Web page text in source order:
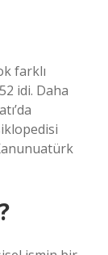
farklı
idi. Daha